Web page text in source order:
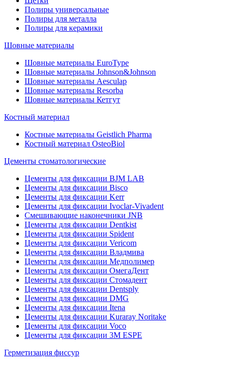
Полиры универсальные
Полиры для металла
Полиры для керамики
Шовные материалы
Шовные материалы EuroType
Шовные материалы Johnson&Johnson
Шовные материалы Aesculap
Шовные материалы Resorba
Шовные материалы Кетгут
Костный материал
Костные материалы Geistlich Pharma
Костный материал OsteoBiol
Цементы стоматологические
Цементы для фиксации BJM LAB
Цементы для фиксации Bisco
Цементы для фиксации Kerr
Цементы для фиксации Ivoclar-Vivadent
Смешивающие наконечники JNB
Цементы для фиксации Dentkist
Цементы для фиксации Spident
Цементы для фиксации Vericom
Цементы для фиксации Владмива
Цементы для фиксации Медполимер
Цементы для фиксации ОмегаДент
Цементы для фиксации Стомадент
Цементы для фиксации Dentsply
Цементы для фиксации DMG
Цементы для фиксации Itena
Цементы для фиксации Kuraray Noritake
Цементы для фиксации Voco
Цементы для фиксации 3M ESPE
Герметизация фиссур